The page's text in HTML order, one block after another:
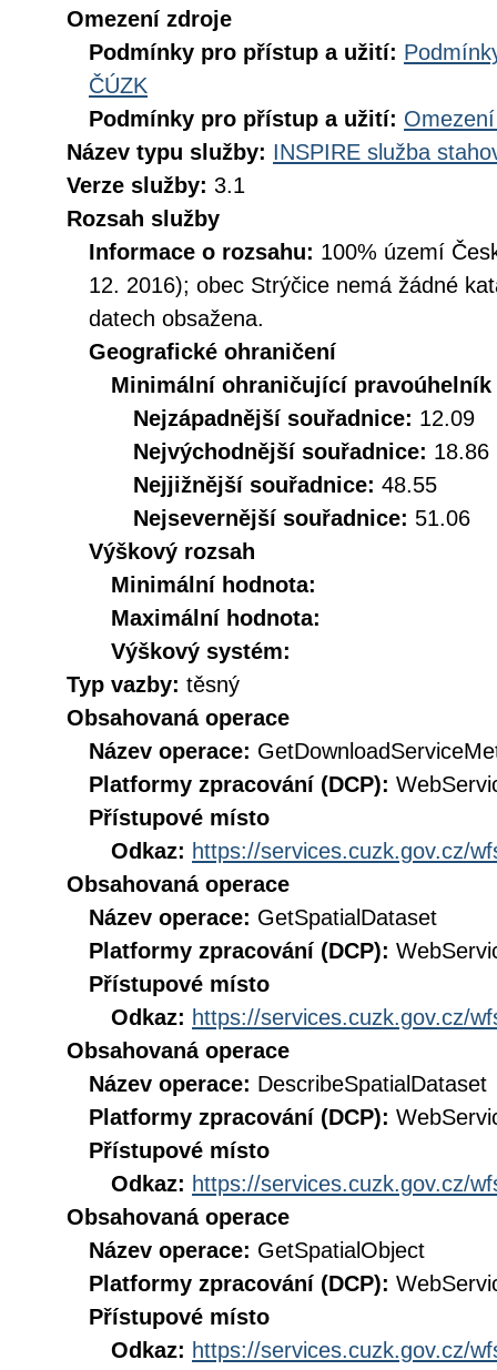
Omezení zdroje
Podmínky pro přístup a užití:
ČÚZK
Podmínky pro přístup a užití:
Název typu služby: INSPIRE služba
Verze služby: 3.1
Rozsah služby
Informace o rozsahu: 100% území
12. 2016); obec Strýčice nemá žádné
datech obsažena.
Geografické ohraničení
Minimální ohraničující pravoúhelník
Nejzápadnější souřadnice: 12.09
Nejvýchodnější souřadnice: 18.86
Nejjižnější souřadnice: 48.55
Nejsevernější souřadnice: 51.06
Výškový rozsah
Minimální hodnota:
Maximální hodnota:
Výškový systém:
Typ vazby: těsný
Obsahovaná operace
Název operace:
Platformy zpracování (DCP):
Přístupové místo
Odkaz: https://services.cuzk.gov.cz/
Obsahovaná operace
Název operace: GetSpatialDataset
Platformy zpracování (DCP):
Přístupové místo
Odkaz: https://services.cuzk.gov.cz/
Obsahovaná operace
Název operace: DescribeSpatialDataset
Platformy zpracování (DCP):
Přístupové místo
Odkaz: https://services.cuzk.gov.cz/
Obsahovaná operace
Název operace: GetSpatialObject
Platformy zpracování (DCP):
Přístupové místo
Odkaz: https://services.cuzk.gov.cz/